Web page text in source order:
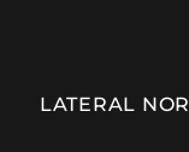
LATERAL